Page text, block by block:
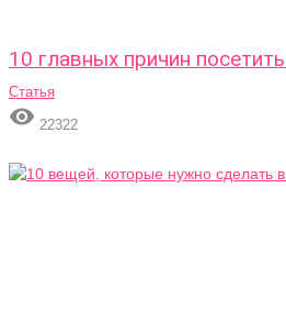
10 главных причин
Статья
 22322